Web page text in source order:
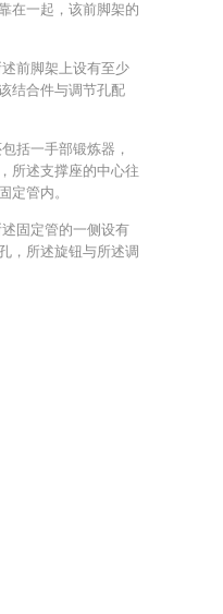
在一起，该前脚架的
前脚架上设有至少
结合件与调节孔配
括一手部锻炼器，
所述支撑座的中心往
定管内。
固定管的一侧设有
，所述旋钮与所述调